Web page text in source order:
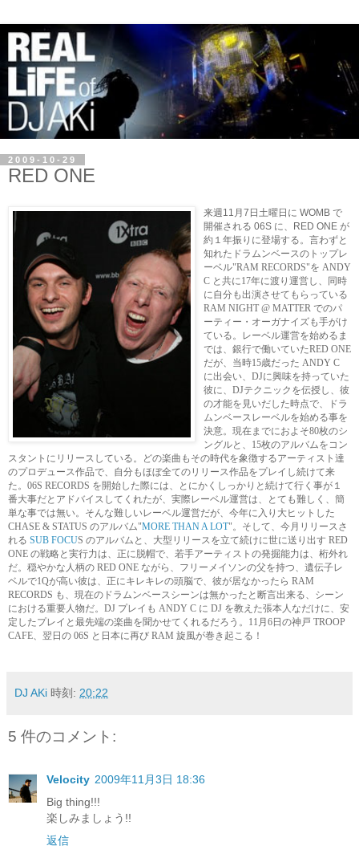
2009-10-29
RED ONE
来週11 月 7 日土曜日に WOMB で
開催される 06S に、 RED ONE が
約１年振りに登場する。言わずと
知れたドラムンベースのトップレ
ーベル"RAM RECORDS"を ANDY
C と共に17年に渡り運営し、同時
に自分も出演させてもらっている
RAM NIGHT @ MATTER でのパ
ーティー・オーガナイズも手がけ
ている。レーベル運営を始めるま
では、銀行で働いていたRED ONE
だが、当時15歳だった ANDY C
に出会い、DJに興味を持っていた
彼に、DJテクニックを伝授し、彼
の才能を見いだした時点で、ドラ
ムンベースレーベルを始める事を
決意。現在までにおよそ80枚のシ
ングルと、15枚のアルバムをコン
スタントにリリースしている。どの楽曲もその時代を象徴するアーティスト達
のプロデュース作品で、自分もほぼ全てのリリース作品をプレイし続けて来
た。06S RECORDS を開始した際には、とにかくしっかりと続けて行く事が１
番大事だとアドバイスしてくれたが、実際レーベル運営は、とても難しく、簡
単な事では無い。そんな難しいレーベル運営だが、今年に入り大ヒットした
CHASE & STATUS のアルバム"MORE THAN A LOT"。そして、今月リリースさ
れる SUB FOCUS のアルバムと、大型リリースを立て続けに世に送り出す RED
ONE の戦略と実行力は、正に脱帽で、若手アーティストの発掘能力は、桁外れ
だ。穏やかな人柄の RED ONE ながら、フリーメイソンの父を持つ、遺伝子レ
ベルで1Qが高い彼は、正にキレキレの頭脳で、彼が居なかったら RAM
RECORDS も、現在のドラムンベースシーンは無かったと断言出来る、シーン
における重要人物だ。DJ プレイも ANDY C に DJ を教えた張本人なだけに、安
定したプレイと最先端の楽曲を聞かせてくれるだろう。11月6日の神戸 TROOP
CAFE、翌日の 06S と日本に再び RAM 旋風が巻き起こる！
DJ AKi 時刻: 20:22
5 件のコメント:
Velocity 2009年11月3日 18:36
Big thing!!!
楽しみましょう!!
返信